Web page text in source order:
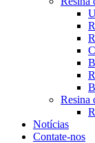
Resina
Notícias
Contate-nos